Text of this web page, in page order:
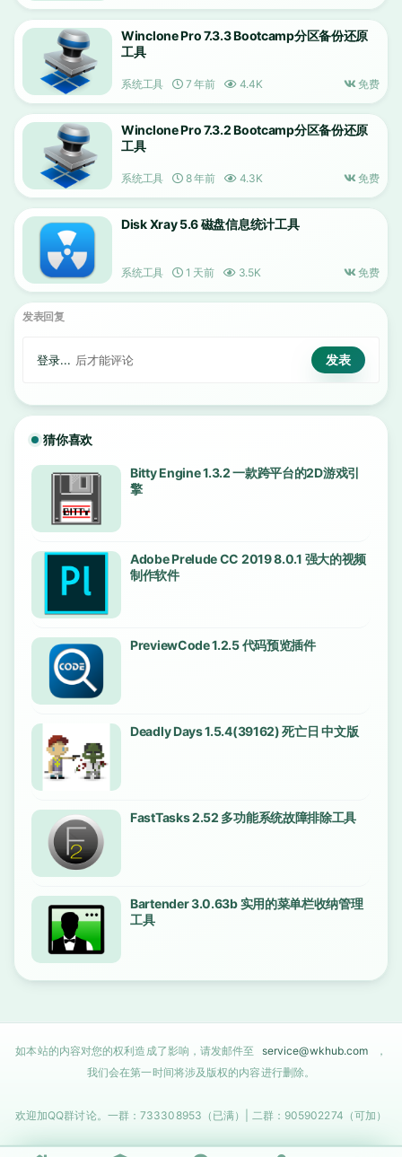
Winclone Pro 7.3.3 Bootcamp分区备份还原
工具
系统工具 7 年前 4.4K 免费
Winclone Pro 7.3.2 Bootcamp分区备份还原
工具
系统工具 8 年前 4.3K 免费
Disk Xray 5.6 磁盘信息统计工具
系统工具 1 天前 3.5K 免费
发表回复
登录... 后才能评论
猜你喜欢
Bitty Engine 1.3.2 一款跨平台的2D游戏引
擎
Adobe Prelude CC 2019 8.0.1 强大的视频
制作软件
PreviewCode 1.2.5 代码预览插件
Deadly Days 1.5.4(39162) 死亡日 中文版
FastTasks 2.52 多功能系统故障排除工具
Bartender 3.0.63b 实用的菜单栏收纳管理
工具
如本站的内容对您的权利造成了影响，请发邮件至 service@wkhub.com
，
我们会在第一时间将涉及版权的内容进行删除。
欢迎加QQ群讨论。一群：733308953（已满）| 二群：905902274（可加）